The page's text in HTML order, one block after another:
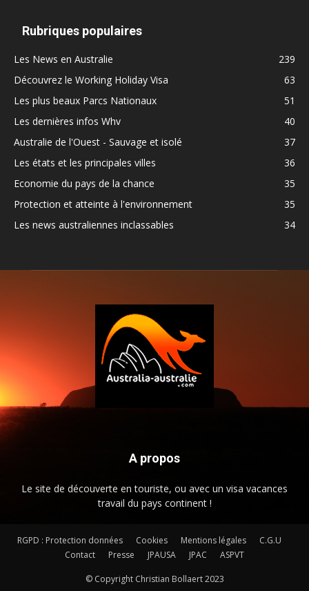
Rubriques populaires
Les News en Australie
239
Découvrez le Working Holiday Visa
63
Les plus beaux Parcs Nationaux
51
Les dernières infos Whv
40
Australie de l'Ouest - Sauvage et isolé
37
Les états et les principales villes
36
Economie du pays de la chance
35
Protection et atteinte à l'environnement
35
Les news australiennes inclassables
34
A propos
Le site de découverte en touriste, ou avec un visa vacances
travail du pays continent !
RGPD : Protection données Cookies Mentions légales
C.G.U
Contact
Presse JPAUSA JPAC ASPVT
© Copyright Christian Bollaert 2023